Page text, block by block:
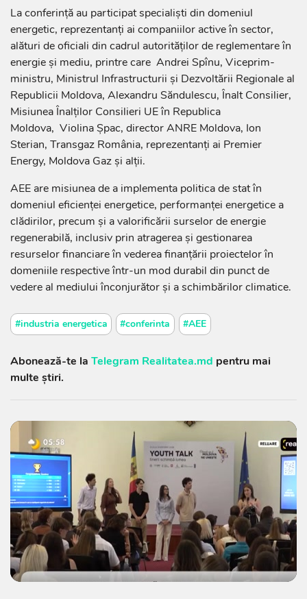
La conferință au participat specialiști din domeniul
energetic, reprezentanți ai companiilor active în sector,
alături de oficiali din cadrul autorităților de reglementare în
energie și mediu, printre care Andrei Spînu, Viceprim-
ministru, Ministrul Infrastructurii și Dezvoltării Regionale al
Republicii Moldova, Alexandru Săndulescu, Înalt Consilier,
Misiunea Înalților Consilieri UE în Republica
Moldova, Violina Șpac, director ANRE Moldova, Ion
Sterian, Transgaz România, reprezentanți ai Premier
Energy, Moldova Gaz și alții.
AEE are misiunea de a implementa politica de stat în
domeniul eficienței energetice, performanței energetice a
clădirilor, precum și a valorificării surselor de energie
regenerabilă, inclusiv prin atragerea și gestionarea
resurselor financiare în vederea finanțării proiectelor în
domeniile respective într-un mod durabil din punct de
vedere al mediului înconjurător și a schimbărilor climatice.
#industria energetica #conferinta #AEE
Abonează-te la Telegram Realitatea.md pentru mai
multe știri.